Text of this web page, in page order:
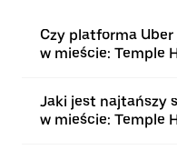
Czy platforma
w mieście: Temple
Jaki jest najtańszy
w mieście: Temple